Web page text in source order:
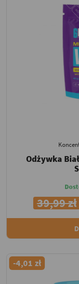
Odżywka
39,99 zł
-4,01 zł